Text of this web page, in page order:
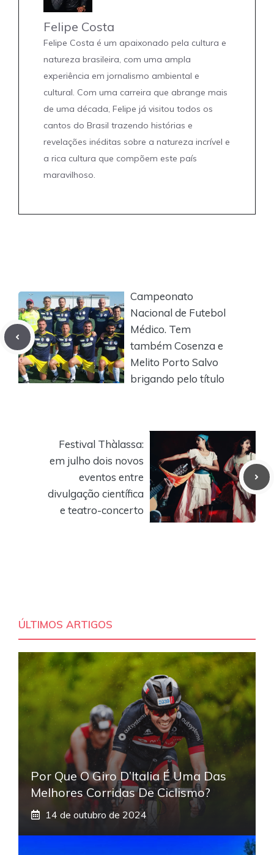
Felipe Costa
Felipe Costa é um apaixonado pela cultura e
natureza brasileira, com uma ampla
experiência em jornalismo ambiental e
cultural. Com uma carreira que abrange mais
de uma década, Felipe já visitou todos os
cantos do Brasil trazendo histórias e
revelações inéditas sobre a natureza incrível e
a rica cultura que compõem este país
maravilhoso.
Campeonato
Nacional de Futebol
Médico. Tem
também Cosenza e
Melito Porto Salvo
brigando pelo título
Festival Thàlassa:
em julho dois novos
eventos entre
divulgação científica
e teatro-concerto
ÚLTIMOS ARTIGOS
Por Que O Giro D’Italia É Uma Das
Melhores Corridas De Ciclismo?
14 de outubro de 2024